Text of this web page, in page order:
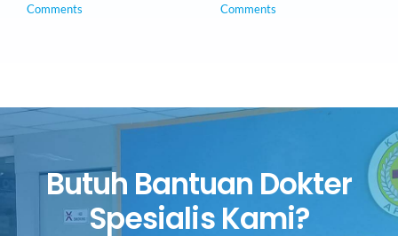
Comments
Comments
Butuh Bantuan Dokter
Spesialis Kami?